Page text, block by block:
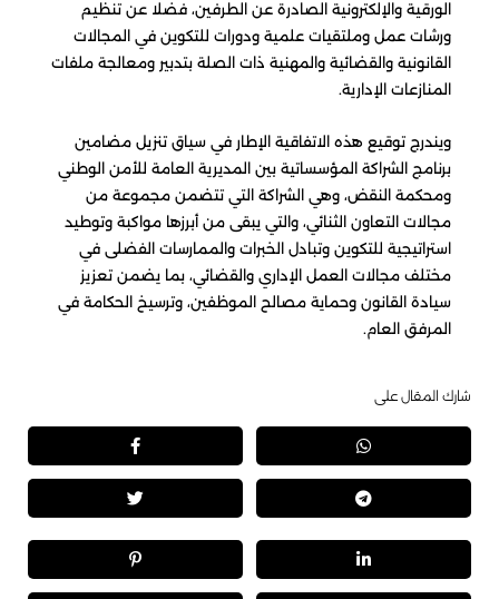
الورقية والإلكترونية الصادرة عن الطرفين، فضلا عن تنظيم
ورشات عمل وملتقيات علمية ودورات للتكوين في المجالات
القانونية والقضائية والمهنية ذات الصلة بتدبير ومعالجة ملفات
المنازعات الإدارية.
ويندرج توقيع هذه الاتفاقية الإطار في سياق تنزيل مضامين
برنامج الشراكة المؤسساتية بين المديرية العامة للأمن الوطني
ومحكمة النقض، وهي الشراكة التي تتضمن مجموعة من
مجالات التعاون الثنائي، والتي يبقى من أبرزها مواكبة وتوطيد
استراتيجية للتكوين وتبادل الخبرات والممارسات الفضلى في
مختلف مجالات العمل الإداري والقضائي، بما يضمن تعزيز
سيادة القانون وحماية مصالح الموظفين، وترسيخ الحكامة في
المرفق العام.
شارك المقال على